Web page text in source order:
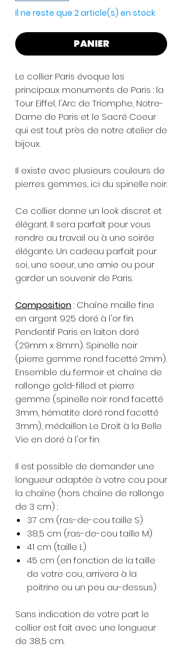
Il ne reste que 2 article(s) en stock
PANIER
Le collier Paris évoque les
principaux monuments de Paris : la
Tour Eiffel, l'Arc de Triomphe, Notre-
Dame de Paris et le Sacré Coeur
qui est tout près de notre atelier de
bijoux.
Il existe avec plusieurs couleurs de
pierres gemmes, ici du spinelle noir.
Ce collier donne un look discret et
élégant. Il sera parfait pour vous
rendre au travail ou à une soirée
élégante. Un cadeau parfait pour
soi, une soeur, une amie ou pour
garder un souvenir de Paris.
Composition: Chaîne maille fine
en argent 925 doré à l'or fin.
Pendentif Paris en laiton doré
(29mm x 8mm). Spinelle noir
(pierre gemme rond facetté 2mm).
Ensemble du fermoir et chaîne de
rallonge gold-filled et pierre
gemme (spinelle noir rond facetté
3mm, hématite doré rond facetté
3mm), médaillon Le Droit à la Belle
Vie en doré à l'or fin.
Il est possible de demander une
longueur adaptée à votre cou pour
la chaîne (hors chaîne de rallonge
de 3 cm) :
37 cm (ras-de-cou taille S)
38,5 cm (ras-de-cou taille M)
41 cm (taille L)
45 cm (en fonction de la taille
de votre cou, arrivera à la
poitrine ou un peu au-dessus)
Sans indication de votre part le
collier est fait avec une longueur
de 38,5 cm.